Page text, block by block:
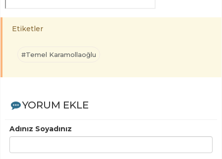
Etiketler
#Temel Karamollaoğlu
YORUM EKLE
Adınız Soyadınız